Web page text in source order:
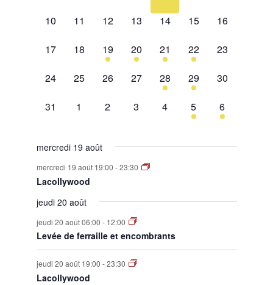
0
10
0
11
0
12
0
13
0
14
0
15
0
16
0
17
0
évènement,
18
1
évènement,
19
2
évènements,
20
1
évènement,
21
2
évènements,
22
0
23
0
24
0
25
0
26
0
évènement,
27
1
évènement,
28
1
évènement,
29
0
30
0
31
0
1
0
2
0
3
0
évènement,
4
1
évènement,
5
1
évènement,
6
mercredi 19 août
mercredi 19 août 19:00 -23:30
Lacollywood
jeudi 20 août
jeudi 20 août 06:00 - 12:00
Levée de ferraille et encombrants
jeudi 20 août 19:00 -23:30
Lacollywood